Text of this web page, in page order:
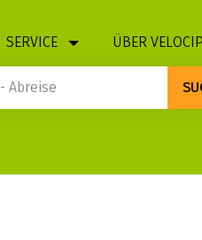
SERVICE ÜBER
- Abreise